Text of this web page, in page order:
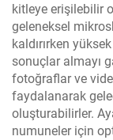
kitleye erişilebilir
geleneksel
kaldırırken
sonuçlar almayı
fotoğraflar ve
faydalanarak
oluşturabilirler.
numuneler için